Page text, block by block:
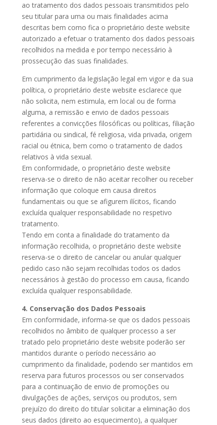
ao tratamento dos dados pessoais transmitidos pelo
seu titular para uma ou mais finalidades acima
descritas bem como fica o proprietário deste website
autorizado a efetuar o tratamento dos dados pessoais
recolhidos na medida e por tempo necessário à
prossecução das suas finalidades.
Em cumprimento da legislação legal em vigor e da sua
política, o proprietário deste website esclarece que
não solicita, nem estimula, em local ou de forma
alguma, a remissão e envio de dados pessoais
referentes a convicções filosóficas ou políticas, filiação
partidária ou sindical, fé religiosa, vida privada, origem
racial ou étnica, bem como o tratamento de dados
relativos à vida sexual.
Em conformidade, o proprietário deste website
reserva-se o direito de não aceitar recolher ou receber
informação que coloque em causa direitos
fundamentais ou que se afigurem ilícitos, ficando
excluída qualquer responsabilidade no respetivo
tratamento.
Tendo em conta a finalidade do tratamento da
informação recolhida, o proprietário deste website
reserva-se o direito de cancelar ou anular qualquer
pedido caso não sejam recolhidas todos os dados
necessários à gestão do processo em causa, ficando
excluída qualquer responsabilidade.
4. Conservação dos Dados Pessoais
Em conformidade, informa-se que os dados pessoais
recolhidos no âmbito de qualquer processo a ser
tratado pelo proprietário deste website poderão ser
mantidos durante o período necessário ao
cumprimento da finalidade, podendo ser mantidos em
reserva para futuros processos ou ser conservados
para a continuação de envio de promoções ou
divulgações de ações, serviços ou produtos, sem
prejuízo do direito do titular solicitar a eliminação dos
seus dados (direito ao esquecimento), a qualquer